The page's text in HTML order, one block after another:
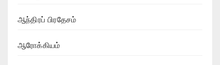
ஆந்திரப் பிரதேசம்
ஆரோக்கியம்